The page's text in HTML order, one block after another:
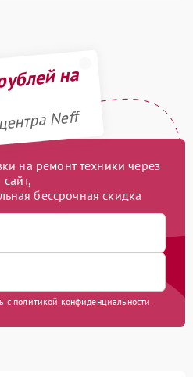
на
Neff
на ремонт техники через
сайт,
бессрочная скидка
с политикой конфиденциальности